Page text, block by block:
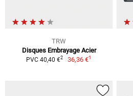
TRW
Disques Embrayage Acier
PVC 40,40 €2 36,36 €1